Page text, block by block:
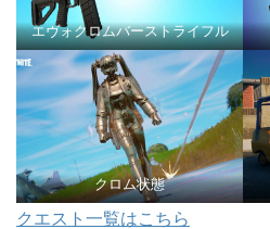
エヴォクロムバーストライフル
クロム状態
クエスト一覧はこちら